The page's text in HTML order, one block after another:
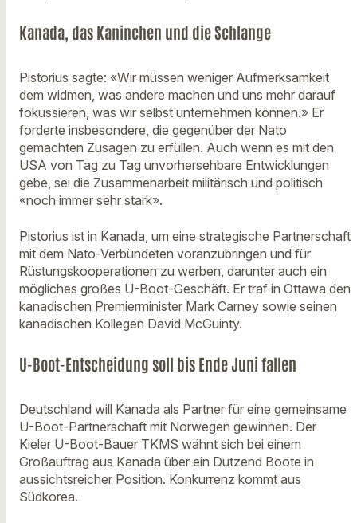
Kanada, das Kaninchen und die Schlange
Pistorius sagte: «Wir müssen weniger Aufmerksamkeit
dem widmen, was andere machen und uns mehr darauf
fokussieren, was wir selbst unternehmen können.» Er
forderte insbesondere, die gegenüber der Nato
gemachten Zusagen zu erfüllen. Auch wenn es mit den
USA von Tag zu Tag unvorhersehbare Entwicklungen
gebe, sei die Zusammenarbeit militärisch und politisch
«noch immer sehr stark».
Pistorius ist in Kanada, um eine strategische Partnerschaft
mit dem Nato-Verbündeten voranzubringen und für
Rüstungskooperationen zu werben, darunter auch ein
mögliches großes U-Boot-Geschäft. Er traf in Ottawa den
kanadischen Premierminister Mark Carney sowie seinen
kanadischen Kollegen David McGuinty.
U-Boot-Entscheidung soll bis Ende Juni fallen
Deutschland will Kanada als Partner für eine gemeinsame
U-Boot-Partnerschaft mit Norwegen gewinnen. Der
Kieler U-Boot-Bauer TKMS wähnt sich bei einem
Großauftrag aus Kanada über ein Dutzend Boote in
aussichtsreicher Position. Konkurrenz kommt aus
Südkorea.